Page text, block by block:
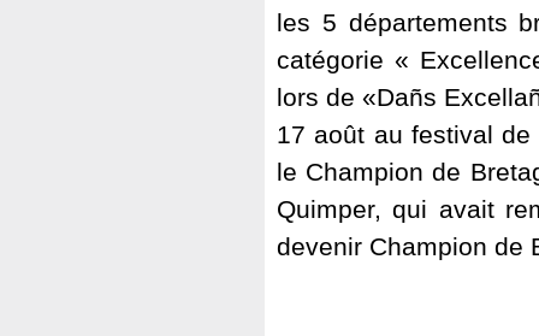
les 5 départements
catégorie «
lors de «Dañs
17 août au festival de
le Champion de
Quimper, qui avait
devenir Champion de